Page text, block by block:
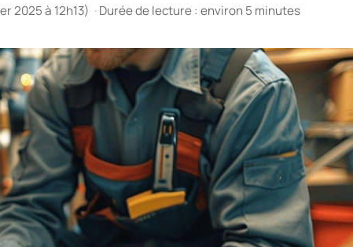
2025 à 12h13) ·Durée de lecture : environ 5 minutes